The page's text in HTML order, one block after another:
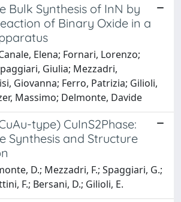
Bulk Synthesis of InN by
of Binary Oxide in a
Elena; Fornari, Lorenzo;
Giulia; Mezzadri,
Giovanna; Ferro, Patrizia; Gilioli,
Massimo; Delmonte, Davide
type) CuInS2Phase:
Synthesis and Structure
D.; Mezzadri, F.; Spaggiari, G.;
F.; Bersani, D.; Gilioli, E.